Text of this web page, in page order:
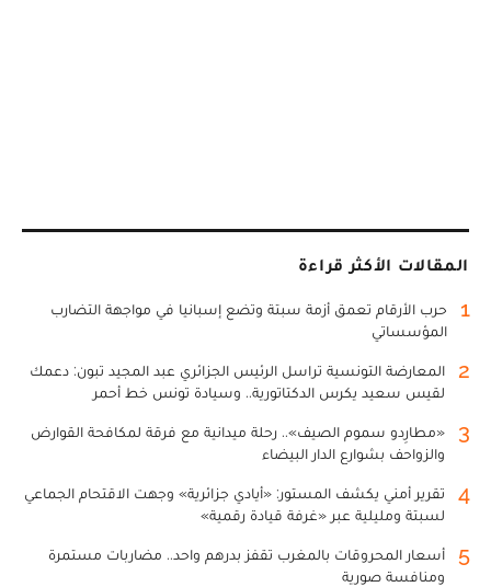
المقالات الأكثر قراءة
1
حرب الأرقام تعمق أزمة سبتة وتضع إسبانيا في مواجهة التضارب
المؤسساتي
2
المعارضة التونسية تراسل الرئيس الجزائري عبد المجيد تبون: دعمك
لقيس سعيد يكرس الدكتاتورية.. وسيادة تونس خط أحمر
3
«مطارِدو سموم الصيف».. رحلة ميدانية مع فرقة لمكافحة القوارض
والزواحف بشوارع الدار البيضاء
4
تقرير أمني يكشف المستور: «أيادي جزائرية» وجهت الاقتحام الجماعي
لسبتة ومليلية عبر «غرفة قيادة رقمية»
5
أسعار المحروقات بالمغرب تقفز بدرهم واحد.. مضاربات مستمرة
ومنافسة صورية